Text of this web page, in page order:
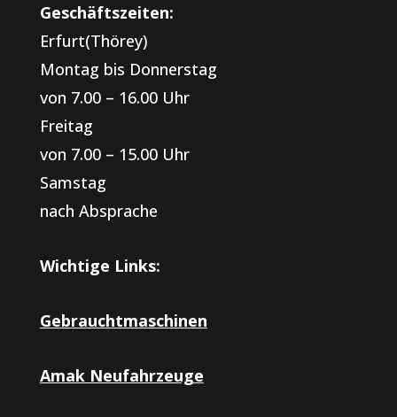
Geschäftszeiten:
Erfurt(Thörey)
Montag bis Donnerstag
von 7.00 – 16.00 Uhr
Freitag
von 7.00 – 15.00 Uhr
Samstag
nach Absprache
Wichtige Links:
Gebrauchtmaschinen
Amak Neufahrzeuge